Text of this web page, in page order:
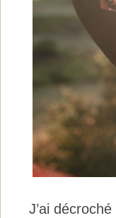
J’ai décroché